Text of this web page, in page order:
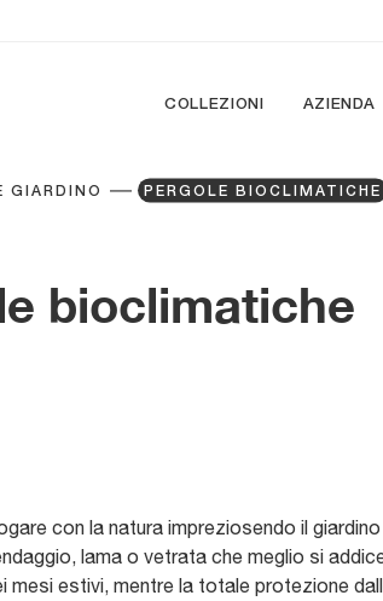
COLLEZIONI AZIENDA
GIARDINO PERGOLE BIOCLIMATICHE
bioclimatiche
con la natura impreziosendo il
lama o vetrata che meglio si
estivi, mentre la totale protezione